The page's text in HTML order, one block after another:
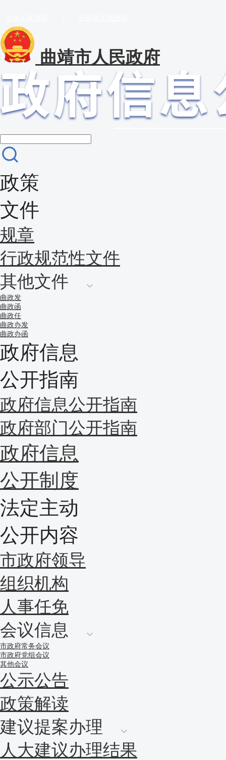
曲靖市人民政府
政策
文件
规章
行政规范性文件
其他文件
曲政发
曲政函
曲政任
曲政办发
曲政办函
政府信息
公开指南
政府信息公开指南
政府部门公开指南
政府信息
公开制度
法定主动
公开内容
市政府领导
组织机构
人事任免
会议信息
市政府常务会议
市政府党组会议
其他会议
公示公告
政策解读
建议提案办理
人大建议办理结果